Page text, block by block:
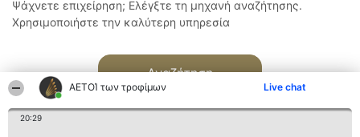
ΑΕΤΟΊ των τροφίμων Live chat
20:29
Ψάχνετε επιχείρηση; Ελέγξτε τη μηχανή αναζήτησης.
Χρησιμοποιήστε την καλύτερη υπηρεσία
Αναζήτηση